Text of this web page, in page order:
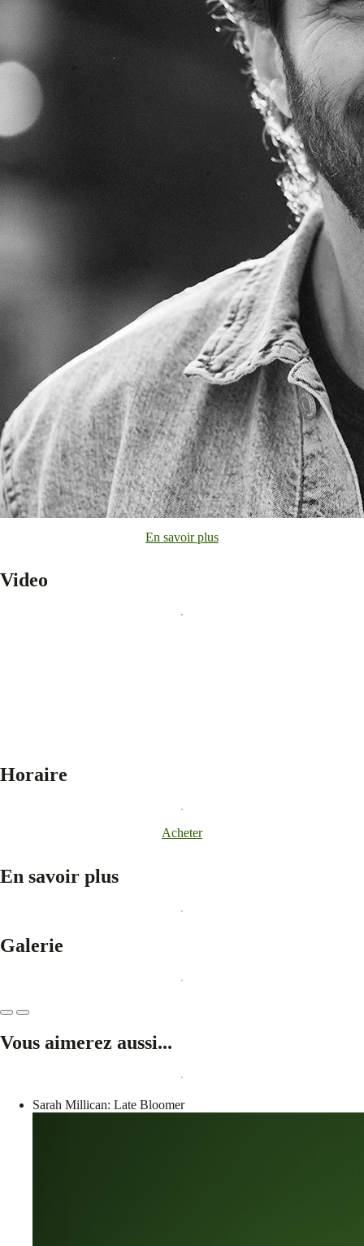
En savoir plus
Video
Horaire
Acheter
En savoir plus
Galerie
Vous aimerez aussi...
Sarah Millican: Late Bloomer